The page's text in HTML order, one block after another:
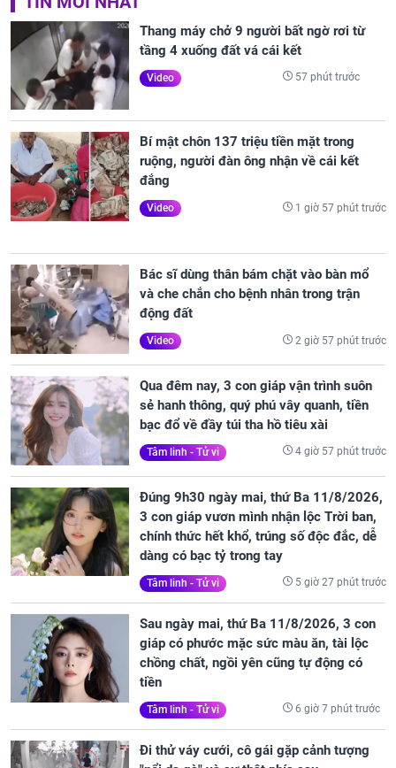
Thang máy chở 9 người bất ngờ rơi từ
tầng 4 xuống đất vá cái kết
Video 57 phút trước
Bí mật chôn 137 triệu tiền mặt trong
ruộng, người đàn ông nhận về cái kết
đắng
Video 1 giờ 57 phút trước
Bác sĩ dùng thân bám chặt vào bàn mổ
và che chắn cho bệnh nhân trong trận
động đất
Video 2 giờ 57 phút trước
Qua đêm nay, 3 con giáp vận trình suôn
sẻ hanh thông, quý phú vây quanh, tiền
bạc đổ về đầy túi tha hồ tiêu xài
Tâm linh - Tử vi 4 giờ 57 phút trước
Đúng 9h30 ngày mai, thứ Ba 11/8/2026,
3 con giáp vươn mình nhận lộc Trời ban,
chính thức hết khổ, trúng số độc đắc, dễ
dàng có bạc tỷ trong tay
Tâm linh - Tử vi 5 giờ 27 phút trước
Sau ngày mai, thứ Ba 11/8/2026, 3 con
giáp có phước mặc sức màu ăn, tài lộc
chồng chất, ngồi yên cũng tự động có
tiền
Tâm linh - Tử vi 6 giờ 7 phút trước
Đi thử váy cưới, cô gái gặp cảnh tượng